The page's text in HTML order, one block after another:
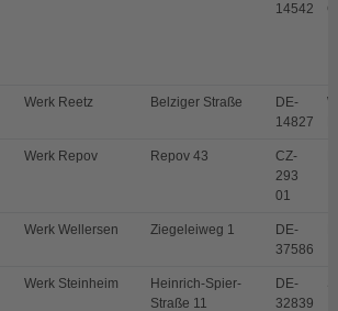
14542
Werk Reetz Belziger Straße
DE-
14827
Werk Repov Repov 43
CZ-
293
01
Werk Wellersen Ziegeleiweg 1
DE-
37586
Werk Steinheim
Heinrich-Spier-
Straße 11
DE-
32839